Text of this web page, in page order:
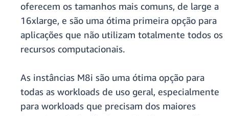
oferecem os tamanhos mais comuns, de large a
16xlarge, e são uma ótima primeira opção para
aplicações que não utilizam totalmente todos os
recursos computacionais.
As instâncias M8i são uma ótima opção para
todas as workloads de uso geral, especialmente
para workloads que precisam dos maiores